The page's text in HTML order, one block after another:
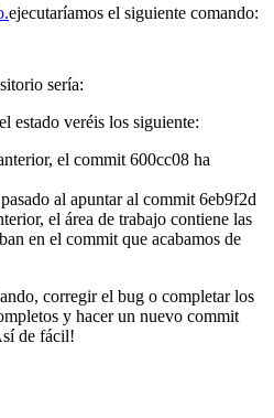
ejecutaríamos el siguiente comando:
sería:
estado veréis los siguiente:
el commit 600cc08 ha
al apuntar al commit 6eb9f2d
el área de trabajo contiene las
en el commit que acabamos de
corregir el bug o completar los
y hacer un nuevo commit
de fácil!